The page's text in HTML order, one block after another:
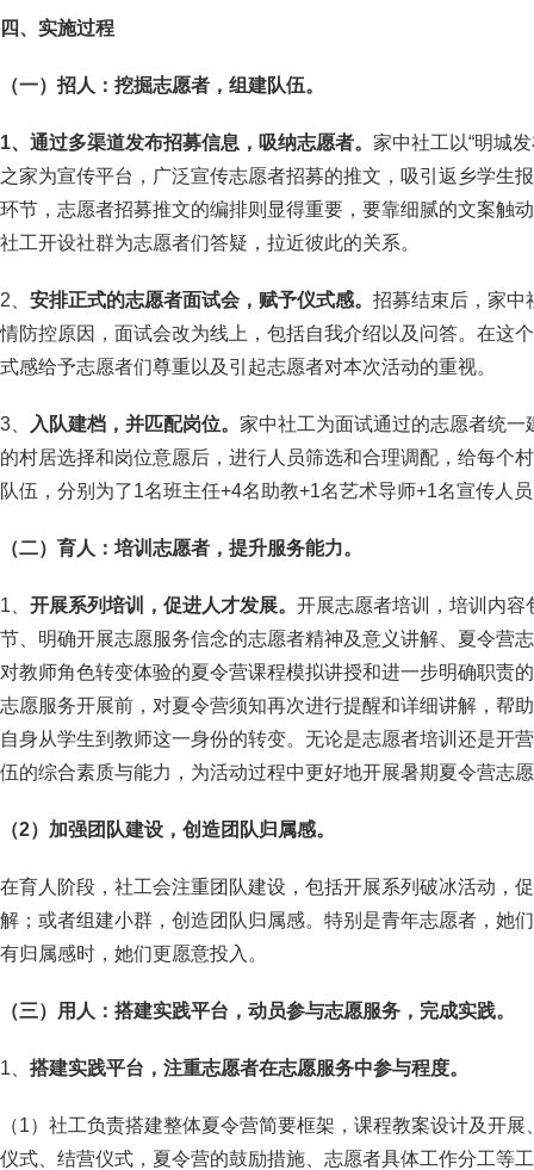
四、 实施过程
（一） 招人：挖掘志愿者，组建队伍。
1、通过多渠道发布招募信息，吸纳志愿者。 家中社工以“明城
之家为宣传平台，广泛宣传志愿者招募的推文，吸引返乡学生
环节，志愿者招募推文的编排则显得重要，要靠细腻的文案触
社工开设社群为志愿者们答疑，拉近彼此的关系。
2、 安排正式的志愿者面试会，赋予仪式感。 招募结束后，家中
情防控原因，面试会改为线上，包括自我介绍以及问答。在这
式感给予志愿者们尊重以及引起志愿者对本次活动的重视。
3、 入队建档，并匹配岗位。 家中社工为面试通过的志愿者统
的村居选择和岗位意愿后，进行人员筛选和合理调配，给每个
队伍，分别为了1名班主任+4名助教+1名艺术导师+1名宣传人
（二） 育人：培训志愿者，提升服务能力。
1、 开展系列培训，促进人才发展。 开展志愿者培训，培训内
节、明确开展志愿服务信念的志愿者精神及意义讲解、夏令营
对教师角色转变体验的夏令营课程模拟讲授和进一步明确职责
志愿服务开展前，对夏令营须知再次进行提醒和详细讲解，帮
自身从学生到教师这一身份的转变。无论是志愿者培训还是开
伍的综合素质与能力，为活动过程中更好地开展暑期夏令营志
（2）加强团队建设，创造团队归属感。
在育人阶段，社工会注重团队建设，包括开展系列破冰活动，
解；或者组建小群，创造团队归属感。特别是青年志愿者，她
有归属感时，她们更愿意投入。
（三）用人：搭建实践平台，动员参与志愿服务，完成实践。
1、 搭建实践平台，注重志愿者在志愿服务中参与程度。
（1）社工负责搭建整体夏令营简要框架，课程教案设计及开
仪式、结营仪式，夏令营的鼓励措施、志愿者具体工作分工等